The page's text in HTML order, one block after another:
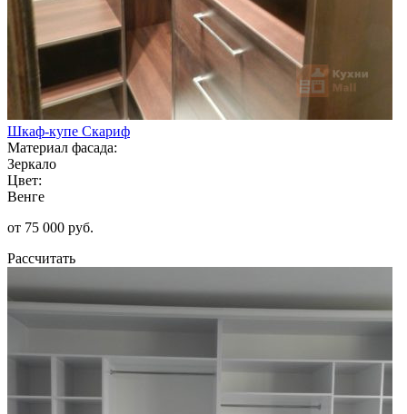
Шкаф-купе Скариф
Материал фасада:
Зеркало
Цвет:
Венге
от 75 000 руб.
Рассчитать